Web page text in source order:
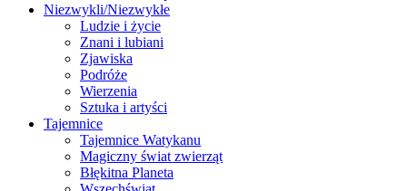
Niezwykli/Niezwykłe
Ludzie i życie
Znani i lubiani
Zjawiska
Podróże
Wierzenia
Sztuka i artyści
Tajemnice
Tajemnice Watykanu
Magiczny świat zwierząt
Błękitna Planeta